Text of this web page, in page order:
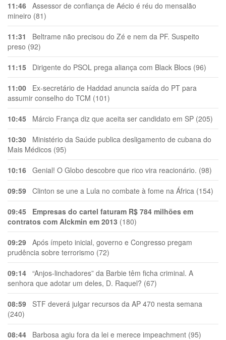
11:46 Assessor de confiança de Aécio é réu do mensalão
mineiro (81)
11:31 Beltrame não precisou do Zé e nem da PF. Suspeito
preso (92)
11:15 Dirigente do PSOL prega aliança com Black Blocs (96)
11:00 Ex-secretário de Haddad anuncia saída do PT para
assumir conselho do TCM (101)
10:45 Márcio França diz que aceita ser candidato em SP (205)
10:30 Ministério da Saúde publica desligamento de cubana do
Mais Médicos (95)
10:16 Genial! O Globo descobre que rico vira reacionário. (98)
09:59 Clinton se une a Lula no combate à fome na África (154)
09:45
Empresas do cartel faturam R$ 784 milhões em
contratos com Alckmin em 2013 (180)
09:29 Após ímpeto inicial, governo e Congresso pregam
prudência sobre terrorismo (72)
09:14 “Anjos-linchadores” da Barbie têm ficha criminal. A
senhora que adotar um deles, D. Raquel? (67)
08:59 STF deverá julgar recursos da AP 470 nesta semana
(240)
08:44 Barbosa agiu fora da lei e merece impeachment (95)